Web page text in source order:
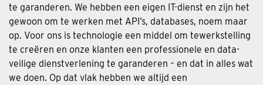
te garanderen. We hebben een eigen IT-dienst en zijn het
gewoon om te werken met API’s, databases, noem maar
op. Voor ons is technologie een middel om tewerkstelling
te creëren en onze klanten een professionele en data-
veilige dienstverlening te garanderen – en dat in alles wat
we doen. Op dat vlak hebben we altijd een